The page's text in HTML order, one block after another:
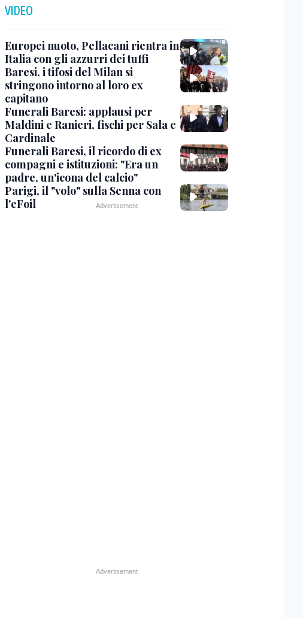
VIDEO
Europei nuoto, Pellacani rientra in
Italia con gli azzurri dei tuffi
Baresi, i tifosi del Milan si
stringono intorno al loro ex
capitano
Funerali Baresi: applausi per
Maldini e Ranieri, fischi per Sala e
Cardinale
Funerali Baresi, il ricordo di ex
compagni e istituzioni: "Era un
padre, un'icona del calcio"
Parigi, il "volo" sulla Senna con
l'eFoil